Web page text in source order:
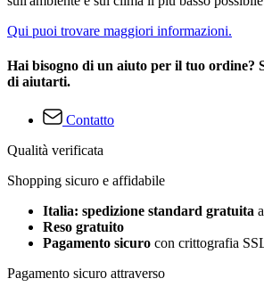
Qui puoi trovare maggiori informazioni.
Hai bisogno di un aiuto per il tuo ordine?
di aiutarti.
Contatto
Qualità verificata
Shopping sicuro e affidabile
Italia: spedizione standard gratuita
Reso gratuito
Pagamento sicuro con crittografia
Pagamento sicuro attraverso